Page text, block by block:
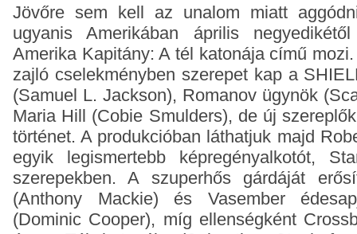
Jövőre sem kell az unalom miatt
ugyanis Amerikában április
Amerika Kapitány: A tél katonája című
zajló cselekményben szerepet kap a
(Samuel L. Jackson), Romanov ügynök
Maria Hill (Cobie Smulders), de új
történet. A produkcióban láthatjuk majd
egyik legismertebb képregényalkotót,
szerepekben. A szuperhős gárdáját
(Anthony Mackie) és Vasember
(Dominic Cooper), míg ellenségként